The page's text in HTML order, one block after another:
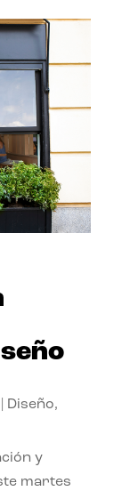
Diseño,
y
martes